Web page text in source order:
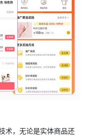
术，无论是实体商品还